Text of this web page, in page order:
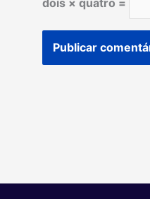
dois × quatro =